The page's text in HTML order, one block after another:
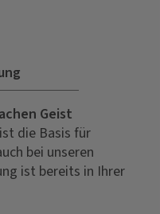
Geist
die Basis für
bei unseren
ist bereits in Ihrer